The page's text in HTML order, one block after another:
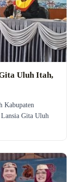
Uluh Itah,
Kabupaten
Gita Uluh